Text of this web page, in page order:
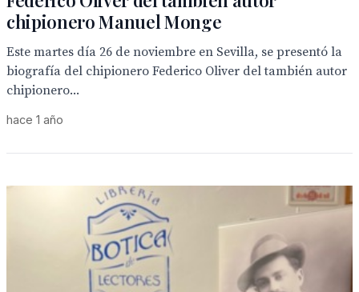
chipionero Manuel Monge
Este martes día 26 de noviembre en Sevilla, se presentó la
biografía del chipionero Federico Oliver del también autor
chipionero...
hace 1 año